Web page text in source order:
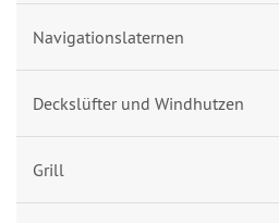
Navigationslaternen
Deckslüfter und Windhutzen
Grill